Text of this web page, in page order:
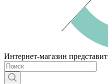
Интернет-магазин